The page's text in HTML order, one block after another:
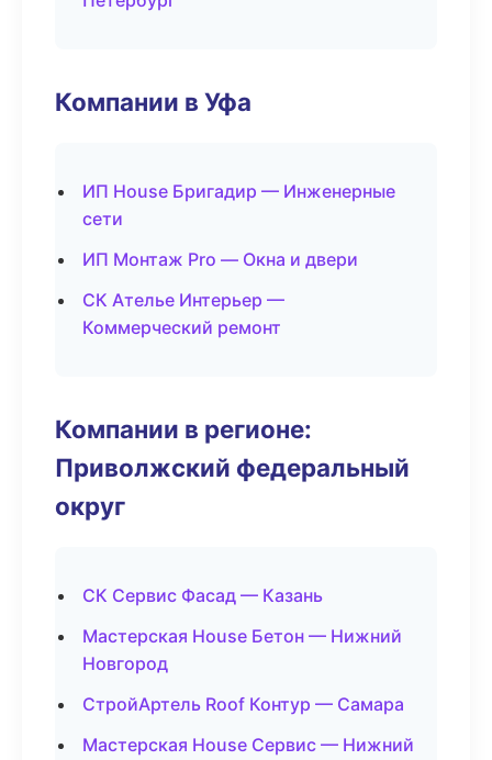
Компании в Уфа
ИП House Бригадир — Инженерные
сети
ИП Монтаж Pro — Окна и двери
СК Ателье Интерьер —
Коммерческий ремонт
Компании в регионе:
Приволжский федеральный
округ
СК Сервис Фасад — Казань
Мастерская House Бетон — Нижний
Новгород
СтройАртель Roof Контур — Самара
Мастерская House Сервис — Нижний